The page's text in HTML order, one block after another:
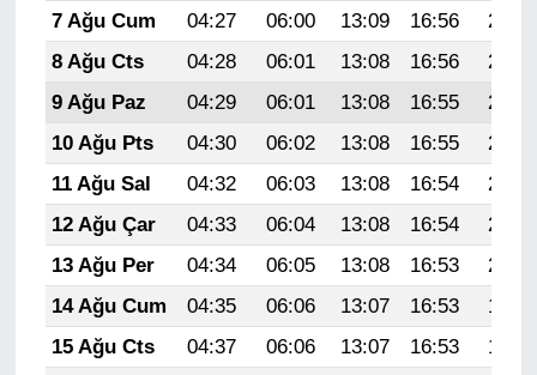
7 Ağu Cum
04:27 06:00 13:09 16:56
20:07
8 Ağu Cts
04:28 06:01 13:08 16:56
20:06
9 Ağu Paz
04:29 06:01 13:08 16:55
20:05
10 Ağu Pts
04:30 06:02 13:08 16:55
20:04
11 Ağu Sal
04:32 06:03 13:08 16:54
20:03
12 Ağu Çar
04:33 06:04 13:08 16:54
20:02
13 Ağu Per
04:34 06:05 13:08 16:53
20:01
14 Ağu Cum
04:35 06:06 13:07 16:53
19:59
15 Ağu Cts
04:37 06:06 13:07 16:53
19:58